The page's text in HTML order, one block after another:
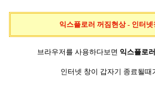
익스플로러 꺼짐현상 - 인터
브라우저를 사용하다보면 익스플로러
인터넷 창이 갑자기 종료될때